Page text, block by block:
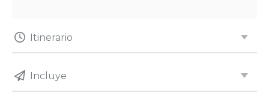
Itinerario
Incluye
Paquetes Disponibles
Expandir todo